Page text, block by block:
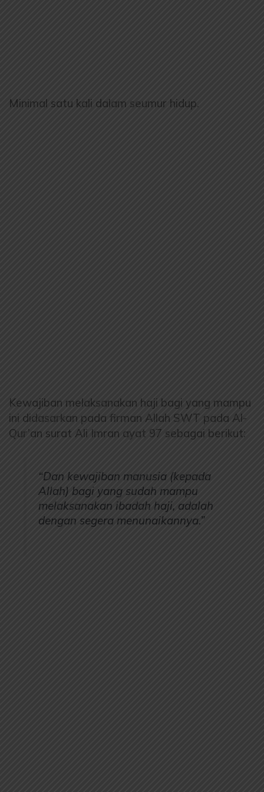
Minimal satu kali dalam seumur hidup.
Kewajiban melaksanakan haji bagi yang mampu
ini didasarkan pada firman Allah SWT pada Al-
Qur’an surat Ali Imran ayat 97 sebagai berikut:
“Dan kewajiban manusia (kepada
Allah) bagi yang sudah mampu
melaksanakan ibadah haji, adalah
dengan segera menunaikannya.”